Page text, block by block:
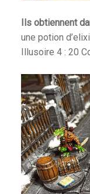
Ils obtiennent
une potion
Illusoire 4 : 20